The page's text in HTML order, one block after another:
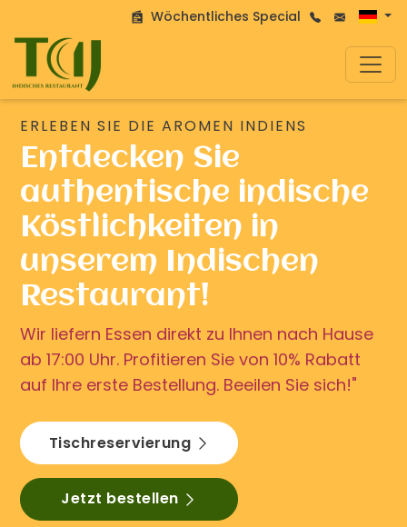
Wöchentliches Special
ERLEBEN SIE DIE AROMEN INDIENS
Entdecken Sie
authentische indische
Köstlichkeiten in
unserem Indischen
Restaurant!
Wir liefern Essen direkt zu Ihnen nach Hause
ab 17:00 Uhr. Profitieren Sie von 10% Rabatt
auf Ihre erste Bestellung. Beeilen Sie sich!"
Tischreservierung
Jetzt bestellen